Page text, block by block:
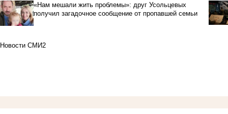
«Нам мешали жить проблемы»: друг Усольцевых
получил загадочное сообщение от пропавшей семьи
Новости СМИ2